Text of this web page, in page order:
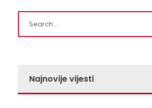
Najnovije vijesti